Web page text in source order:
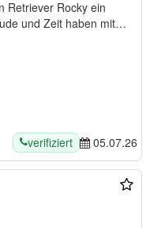
Retriever Rocky ein
und Zeit haben mit
verifiziert 05.07.26